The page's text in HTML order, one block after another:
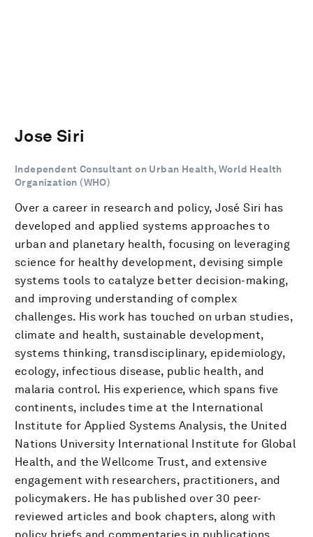
Jose Siri
Independent Consultant on Urban Health, World Health
Organization (WHO)
Over a career in research and policy, José Siri has
developed and applied systems approaches to
urban and planetary health, focusing on leveraging
science for healthy development, devising simple
systems tools to catalyze better decision-making,
and improving understanding of complex
challenges. His work has touched on urban studies,
climate and health, sustainable development,
systems thinking, transdisciplinary, epidemiology,
ecology, infectious disease, public health, and
malaria control. His experience, which spans five
continents, includes time at the International
Institute for Applied Systems Analysis, the United
Nations University International Institute for Global
Health, and the Wellcome Trust, and extensive
engagement with researchers, practitioners, and
policymakers. He has published over 30 peer-
reviewed articles and book chapters, along with